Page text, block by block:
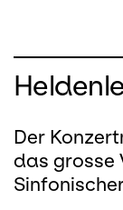
Der
das grosse